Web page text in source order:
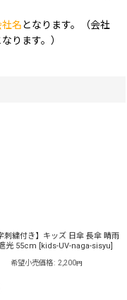
社名となります。（会社
ります。）
刺繍付き】キッズ 日傘 長傘 晴雨
光 55cm [kids-UV-naga-sisyu]
希望小売価格: 2,200円